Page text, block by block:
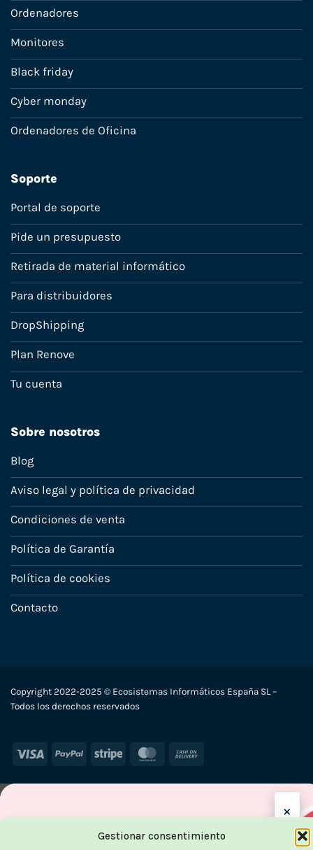
Gestionar consentimiento
Ordenadores
Monitores
Black friday
Cyber monday
Ordenadores de Oficina
Soporte
Portal de soporte
Pide un presupuesto
Retirada de material informático
Para distribuidores
DropShipping
Plan Renove
Tu cuenta
Sobre nosotros
Blog
Aviso legal y política de privacidad
Condiciones de venta
Política de Garantía
Política de cookies
Contacto
Copyright 2022-2025 © Ecosistemas Informáticos España SL –
Todos los derechos reservados
Visa PayPal Stripe MasterCard
×